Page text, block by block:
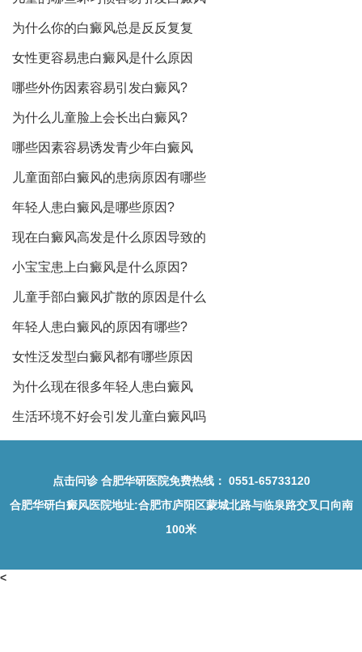
为什么你的白癜风总是反反复复
女性更容易患白癜风是什么原因
哪些外伤因素容易引发白癜风?
为什么儿童脸上会长出白癜风?
哪些因素容易诱发青少年白癜风
儿童面部白癜风的患病原因有哪些
年轻人患白癜风是哪些原因?
现在白癜风高发是什么原因导致的
小宝宝患上白癜风是什么原因?
儿童手部白癜风扩散的原因是什么
年轻人患白癜风的原因有哪些?
女性泛发型白癜风都有哪些原因
为什么现在很多年轻人患白癜风
生活环境不好会引发儿童白癜风吗
点击问诊合肥华研医院免费热线： 0551-65733120
合肥华研白癜风医院地址:合肥市庐阳区蒙城北路与临泉路交叉口向南
100米
<